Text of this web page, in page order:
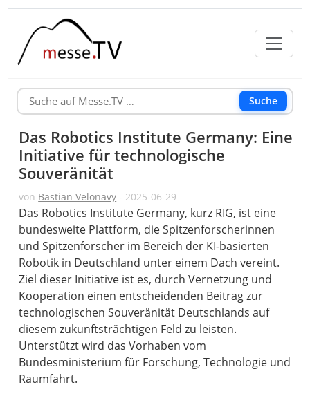
Suche
Das Robotics Institute Germany: Eine
Initiative für technologische
Souveränität
von Bastian Velonavy - 2025-06-29
Das Robotics Institute Germany, kurz RIG, ist eine
bundesweite Plattform, die Spitzenforscherinnen
und Spitzenforscher im Bereich der KI-basierten
Robotik in Deutschland unter einem Dach vereint.
Ziel dieser Initiative ist es, durch Vernetzung und
Kooperation einen entscheidenden Beitrag zur
technologischen Souveränität Deutschlands auf
diesem zukunftsträchtigen Feld zu leisten.
Unterstützt wird das Vorhaben vom
Bundesministerium für Forschung, Technologie und
Raumfahrt.